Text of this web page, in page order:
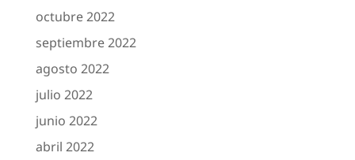
octubre 2022
septiembre 2022
agosto 2022
julio 2022
junio 2022
abril 2022